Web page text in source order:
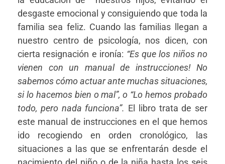
desgaste emocional y consiguiendo que toda la
familia sea feliz. Cuando las familias llegan a
nuestro centro de psicología, nos dicen, con
cierta resignación e ironía: “Es que los niños no
vienen con un manual de instrucciones! No
sabemos cómo actuar ante muchas situaciones,
si lo hacemos bien o mal”, o “Lo hemos probado
todo, pero nada funciona”. El libro trata de ser
este manual de instrucciones en el que hemos
ido recogiendo en orden cronológico, las
situaciones a las que se enfrentarán desde el